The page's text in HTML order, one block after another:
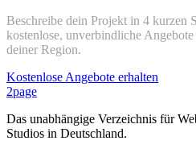
Beschreibe dein Projekt in 4 kurzen
kostenlose, unverbindliche Angebote
deiner Region.
Kostenlose Angebote erhalten
2page
Das unabhängige Verzeichnis für
Studios in Deutschland.